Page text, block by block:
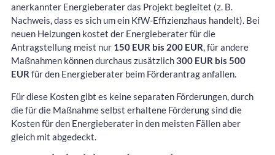
anerkannter Energieberater das Projekt begleitet (z. B.
Nachweis, dass es sich um ein KfW-Effizienzhaus handelt). Bei
neuen Heizungen kostet der Energieberater für die
Antragstellung meist nur 150 EUR bis 200 EUR, für andere
Maßnahmen können durchaus zusätzlich300 EUR bis 500
EUR für den Energieberater beim Förderantrag anfallen.
Für diese Kosten gibt es keine separaten Förderungen, durch
die für die Maßnahme selbst erhaltene Förderung sind die
Kosten für den Energieberater in den meisten Fällen aber
gleich mit abgedeckt.